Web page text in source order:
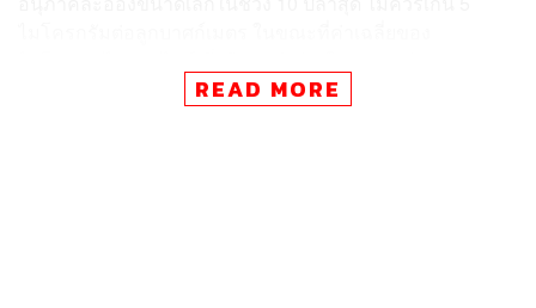
หมอกควันและมลพิษที่เป็นอันตรายในช่วง 5 ปีล่าสุด ไม่ควร
READ MORE